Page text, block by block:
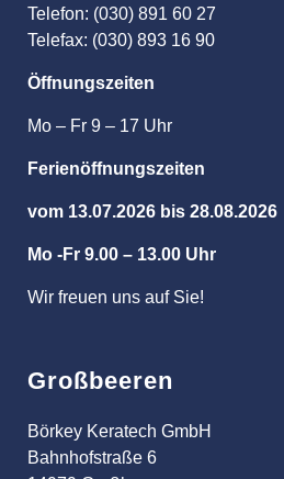
Telefon: (030) 891 60 27
Telefax: (030) 893 16 90
Öffnungszeiten
Mo – Fr 9 – 17 Uhr
Ferienöffnungszeiten
vom 13.07.2026 bis 28.08.2026
Mo -Fr 9.00 – 13.00 Uhr
Wir freuen uns auf Sie!
Großbeeren
Börkey Keratech GmbH
Bahnhofstraße 6